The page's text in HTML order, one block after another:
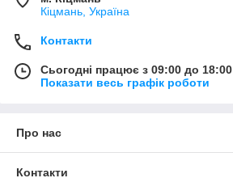
Кіцмань, Україна
Контакти
Сьогодні працює з 09:00 до 18:00
Показати весь графік роботи
Про нас
Контакти